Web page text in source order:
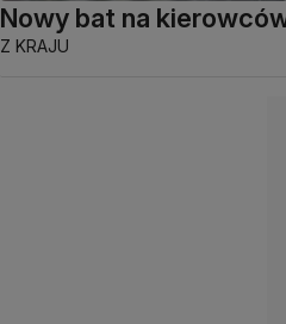
Nowy bat na
Z KRAJU